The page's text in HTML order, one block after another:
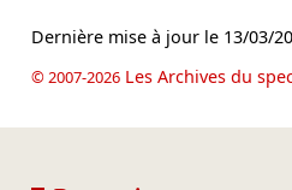
Dernière mise à jour le 13/03/
© 2007-2026Les Archives du